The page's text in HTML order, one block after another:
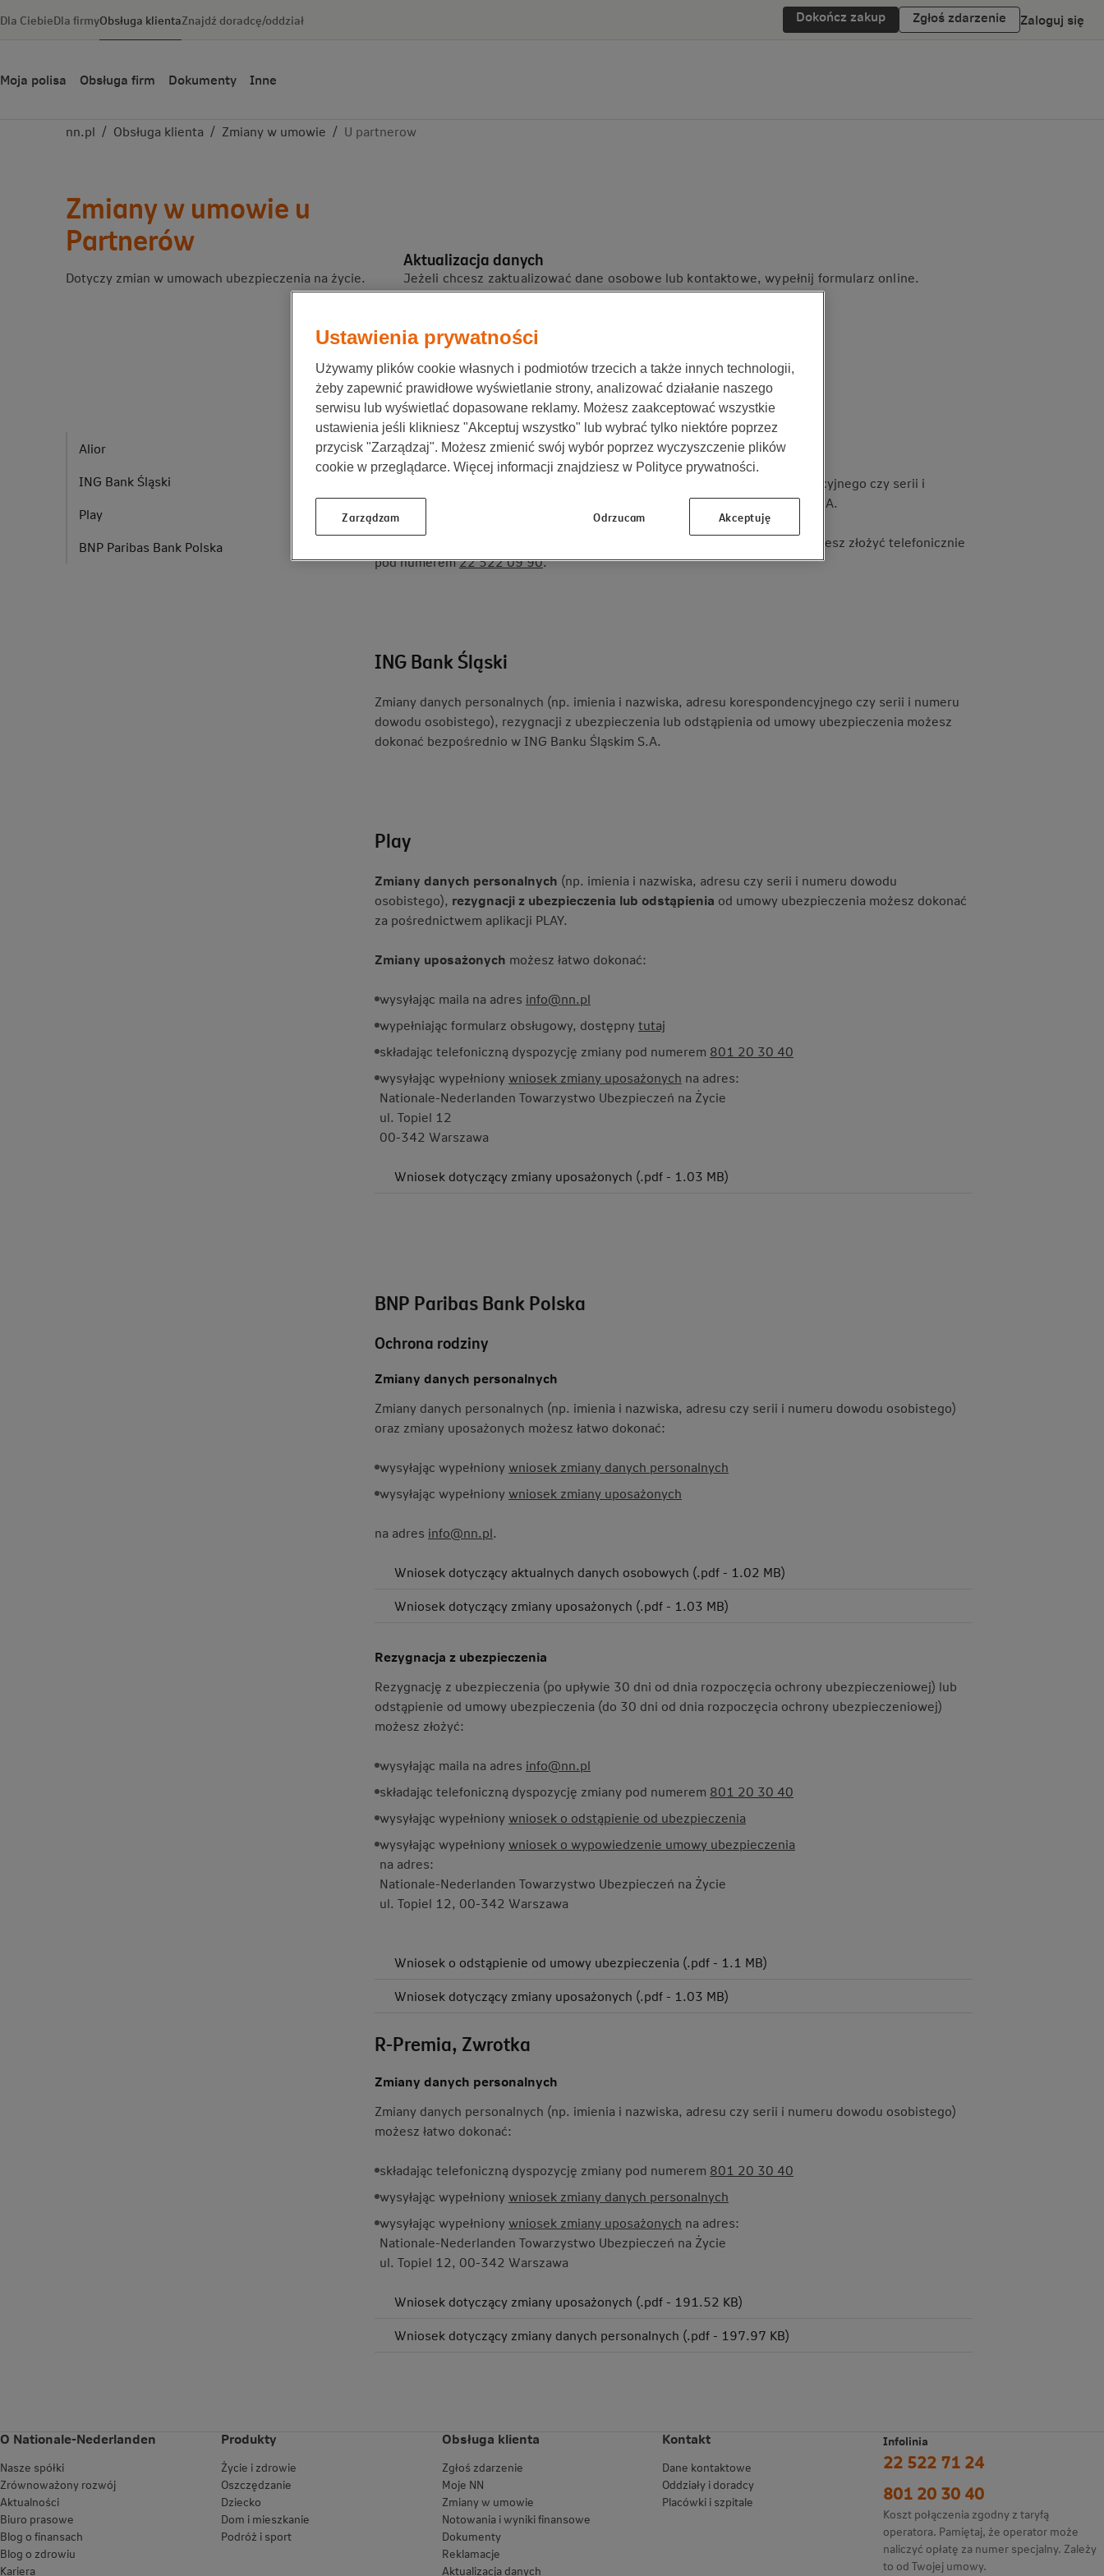
Dla CiebieDla firmyObsługa klientaZnajdź doradcę/oddział Dokończ zakup Zgłoś zdarzenie Zaloguj się
Moja polisa Obsługa firm Dokumenty Inne
nn.pl / Obsługa klienta / Zmiany w umowie / U partnerow
Zmiany w umowie u
Partnerów
Dotyczy zmian w umowach ubezpieczenia na życie.
Aktualizacja danych
Jeżeli chcesz zaktualizować dane osobowe lub kontaktowe, wypełnij formularz online.
Alior
ING Bank Śląski
Play
BNP Paribas Bank Polska
Alior
(np. imienia i nazwiska, adresu korespondencyjnego czy serii i
numeru dowodu osobistego) możesz dokonać bezpośrednio w Alior Banku S.A.
od umowy ubezpieczenia możesz złożyć telefonicznie
pod numerem22 522 09 90.
ING Bank Śląski
Zmiany danych personalnych (np. imienia i nazwiska, adresu korespondencyjnego czy serii i numeru
dowodu osobistego), rezygnacji z ubezpieczenia lub odstąpienia od umowy ubezpieczenia możesz
dokonać bezpośrednio w ING Banku Śląskim S.A.
Play
Zmiany danych personalnych (np. imienia i nazwiska, adresu czy serii i numeru dowodu
osobistego), rezygnacji z ubezpieczenia lub odstąpienia od umowy ubezpieczenia możesz dokonać
za pośrednictwem aplikacji PLAY.
Zmiany uposażonych możesz łatwo dokonać:
wysyłając maila na adres info@nn.pl
wypełniając formularz obsługowy, dostępnytutaj
składając telefoniczną dyspozycję zmiany pod numerem 801 20 30 40
wysyłając wypełnionywniosek zmiany uposażonych na adres:
Nationale-Nederlanden Towarzystwo Ubezpieczeń na Życie
ul. Topiel 12
00-342 Warszawa
Wniosek dotyczący zmiany uposażonych (.pdf - 1.03 MB)
BNP Paribas Bank Polska
Ochrona rodziny
Zmiany danych personalnych
Zmiany danych personalnych (np. imienia i nazwiska, adresu czy serii i numeru dowodu osobistego)
oraz zmiany uposażonych możesz łatwo dokonać:
wysyłając wypełnionywniosek zmiany danych personalnych
wysyłając wypełnionywniosek zmiany uposażonych
na adres info@nn.pl.
Wniosek dotyczący aktualnych danych osobowych (.pdf - 1.02 MB)
Wniosek dotyczący zmiany uposażonych (.pdf - 1.03 MB)
Rezygnacja z ubezpieczenia
Rezygnację z ubezpieczenia (po upływie 30 dni od dnia rozpoczęcia ochrony ubezpieczeniowej) lub
odstąpienie od umowy ubezpieczenia (do 30 dni od dnia rozpoczęcia ochrony ubezpieczeniowej)
możesz złożyć:
wysyłając maila na adres info@nn.pl
składając telefoniczną dyspozycję zmiany pod numerem 801 20 30 40
wysyłając wypełnionywniosek o odstąpienie od ubezpieczenia
wysyłając wypełnionywniosek o wypowiedzenie umowy ubezpieczenia
na adres:
Nationale-Nederlanden Towarzystwo Ubezpieczeń na Życie
ul. Topiel 12, 00-342 Warszawa
Wniosek o odstąpienie od umowy ubezpieczenia (.pdf - 1.1 MB)
Wniosek dotyczący zmiany uposażonych (.pdf - 1.03 MB)
R-Premia, Zwrotka
Zmiany danych personalnych
Zmiany danych personalnych (np. imienia i nazwiska, adresu czy serii i numeru dowodu osobistego)
możesz łatwo dokonać:
składając telefoniczną dyspozycję zmiany pod numerem 801 20 30 40
wysyłając wypełnionywniosek zmiany danych personalnych
wysyłając wypełnionywniosek zmiany uposażonych na adres:
Nationale-Nederlanden Towarzystwo Ubezpieczeń na Życie
ul. Topiel 12, 00-342 Warszawa
Wniosek dotyczący zmiany uposażonych (.pdf - 191.52 KB)
Wniosek dotyczący zmiany danych personalnych (.pdf - 197.97 KB)
O Nationale-Nederlanden
Nasze spółki
Zrównoważony rozwój
Aktualności
Biuro prasowe
Blog o finansach
Blog o zdrowiu
Kariera
Produkty
Życie i zdrowie
Oszczędzanie
Dziecko
Dom i mieszkanie
Podróż i sport
Obsługa klienta
Zgłoś zdarzenie
Moje NN
Zmiany w umowie
Notowania i wyniki finansowe
Dokumenty
Reklamacje
Aktualizacja danych
Kontakt
Dane kontaktowe
Oddziały i doradcy
Placówki i szpitale
Infolinia
22 522 71 24
801 20 30 40
Koszt połączenia zgodny z taryfą
operatora. Pamiętaj, że operator może
naliczyć opłatę za numer specjalny. Zależy
to od Twojej umowy.
Ustawienia prywatności
Używamy plików cookie własnych i podmiotów trzecich a także innych technologii,
żeby zapewnić prawidłowe wyświetlanie strony, analizować działanie naszego
serwisu lub wyświetlać dopasowane reklamy. Możesz zaakceptować wszystkie
ustawienia jeśli klikniesz "Akceptuj wszystko" lub wybrać tylko niektóre poprzez
przycisk "Zarządzaj". Możesz zmienić swój wybór poprzez wyczyszczenie plików
cookie w przeglądarce. Więcej informacji znajdziesz w Polityce prywatności.
Zarządzam Odrzucam Akceptuję